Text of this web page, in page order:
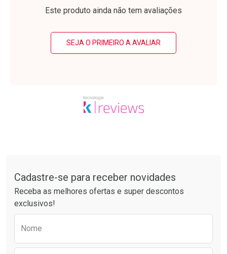
Laboratório
Por R$ 10,39/cada
Por Menos Laboratório
Por R$ 49,89/cada
Por Menos
Este produto ainda não tem avaliações
SEJA O PRIMEIRO A AVALIAR
Cadastre-se para receber novidades
Receba as melhores ofertas e super descontos
exclusivos!
Nome